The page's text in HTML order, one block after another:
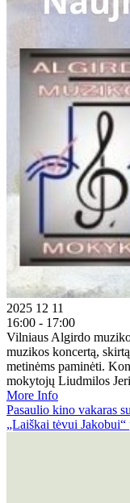
2025 12 11
16:00 - 17:00
Vilniaus Algirdo
muzikos koncertą,
metinėms paminėti.
mokytojų Liudmilos
More Info
Pasaulio kino vakaras
„Laiškai tėvui Jakobui“